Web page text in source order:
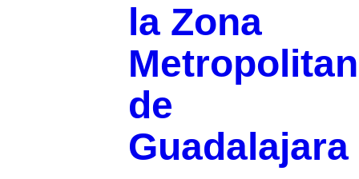
la Zona
de
Guadalajara